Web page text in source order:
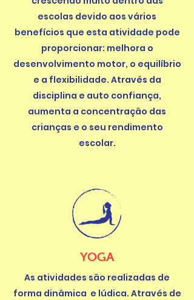
escolas devido aos vários
benefícios que esta atividade pode
proporcionar: melhora o
desenvolvimento motor, o equilíbrio
e a flexibilidade. Através da
disciplina e auto confiança,
aumenta a concentração das
crianças e o seu rendimento
escolar.
YOGA
As atividades são realizadas de
forma dinâmica e lúdica. Através de